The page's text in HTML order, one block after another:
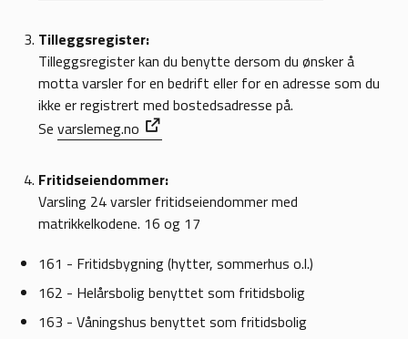
Tilleggsregister:
Tilleggsregister kan du benytte dersom du ønsker å
motta varsler for en bedrift eller for en adresse som du
ikke er registrert med bostedsadresse på.
Sevarslemeg.no
Fritidseiendommer:
Varsling 24 varsler fritidseiendommer med
matrikkelkodene. 16 og 17
161 - Fritidsbygning (hytter, sommerhus o.l.)
162 - Helårsbolig benyttet som fritidsbolig
163 - Våningshus benyttet som fritidsbolig